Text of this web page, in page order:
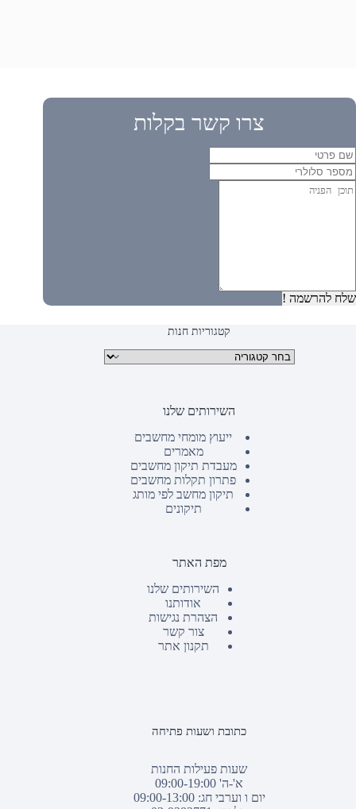
צרו קשר בקלות
שלח להרשמה !
קטגוריות חנות
קטגוריות מוצרים
השירותים שלנו
ייעוץ מומחי מחשבים
מאמרים
מעבדת תיקון מחשבים
פתרון תקלות מחשבים
תיקון מחשב לפי מותג
תיקונים
מפת האתר
השירותים שלנו
אודותנו
הצהרת נגישות
צור קשר
תקנון אתר
כתובת ושעות פתיחה
שעות פעילות החנות
א'-ה' 09:00-19:00
יום ו וערבי חג: 09:00-13:00